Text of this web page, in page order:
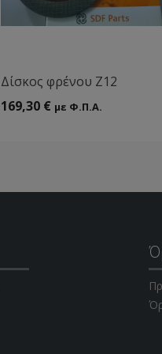
Δίσκος φρένου Ζ12
169,30 € με Φ.Π.Α.